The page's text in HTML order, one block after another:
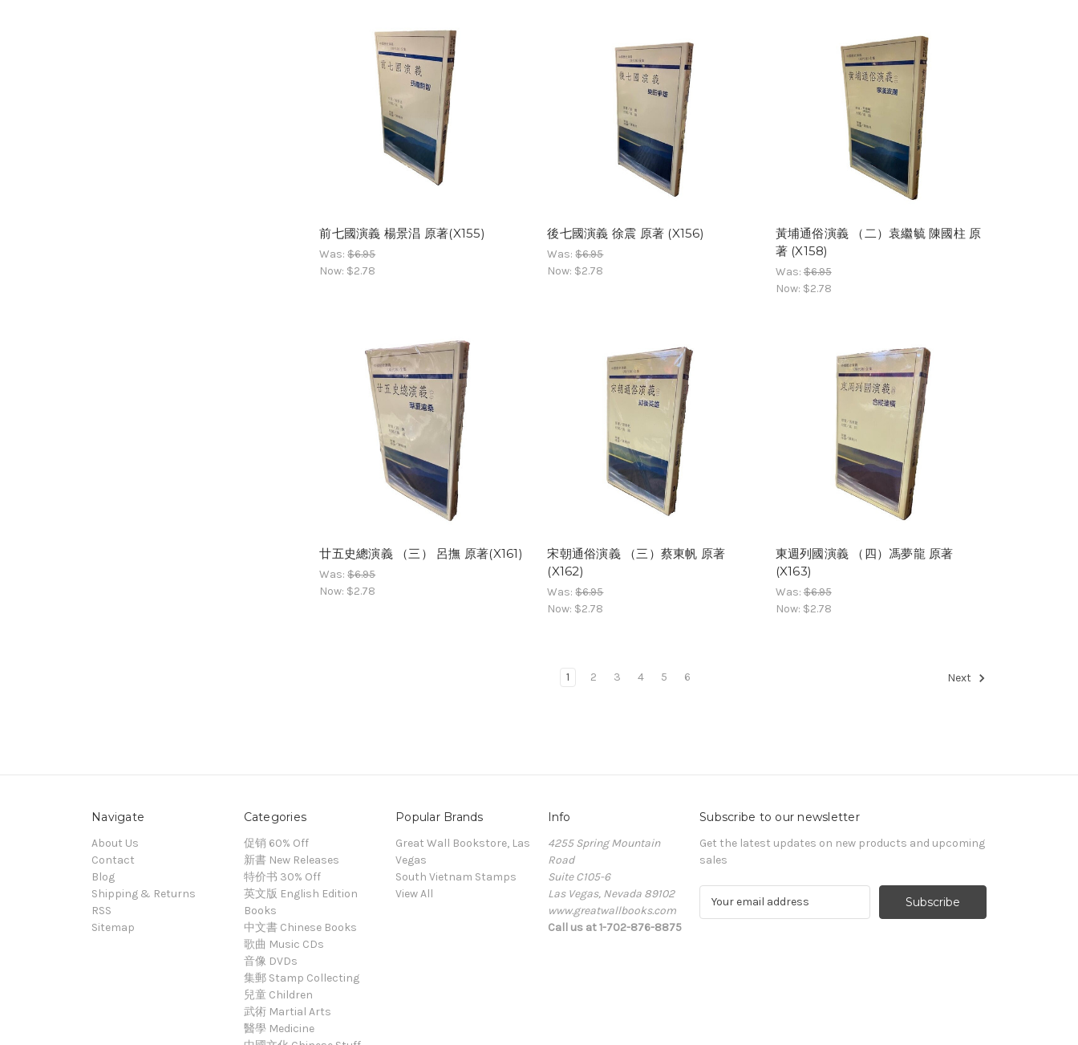
前七國演義 楊景淐 原著(X155)
Was:$6.95
Now: $2.78
後七國演義 徐震 原著 (X156)
Was:$6.95
Now: $2.78
黃埔通俗演義 （二）袁繼毓 陳國柱 原
著 (X158)
Was:$6.95
Now: $2.78
廿五史總演義 （三） 呂撫 原著(X161)
Was:$6.95
Now: $2.78
宋朝通俗演義 （三）蔡東帆 原著
(X162)
Was:$6.95
Now: $2.78
東週列國演義 （四）馮夢龍 原著
(X163)
Was:$6.95
Now: $2.78
1 2 3 4 5 6 Next
Navigate
About Us
Contact
Blog
Shipping & Returns
RSS
Sitemap
Categories
促销 60% Off
新書 New Releases
特价书 30% Off
英文版 English Edition
Books
中文書 Chinese Books
歌曲 Music CDs
音像 DVDs
集郵 Stamp Collecting
兒童 Children
武術 Martial Arts
醫學 Medicine
Popular Brands
Great Wall Bookstore, Las
Vegas
South Vietnam Stamps
View All
Info
4255 Spring Mountain
Road
Suite C105-6
Las Vegas, Nevada 89102
www.greatwallbooks.com
Call us at 1-702-876-8875
Subscribe to our newsletter
Get the latest updates on new products and upcoming
sales